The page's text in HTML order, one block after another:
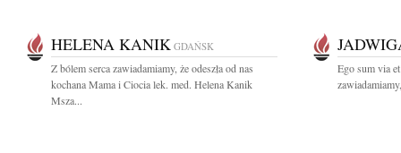
HELENA KANIK GDAŃSK
Z bólem serca zawiadamiamy, że odeszła od nas
kochana Mama i Ciocia lek. med. Helena Kanik
Msza...
Ego sum via